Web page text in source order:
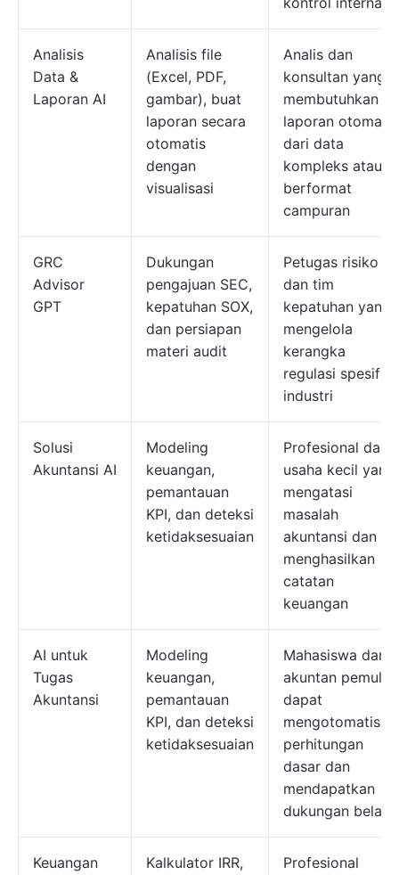
Analisis
Data &
Laporan AI
Analisis file
(Excel, PDF,
gambar), buat
laporan secara
otomatis
dengan
visualisasi
Analis dan
konsultan yang
membutuhkan
laporan otomatis
dari data
kompleks atau
berformat
campuran
GRC
Advisor
GPT
Dukungan
pengajuan SEC,
kepatuhan SOX,
dan persiapan
materi audit
Petugas risiko
dan tim
kepatuhan yang
mengelola
kerangka
regulasi spesifik
industri
Solusi
Akuntansi AI
Modeling
keuangan,
pemantauan
KPI, dan deteksi
ketidaksesuaian
Profesional dan
usaha kecil yang
mengatasi
masalah
akuntansi dan
menghasilkan
catatan
keuangan
AI untuk
Tugas
Akuntansi
Modeling
keuangan,
pemantauan
KPI, dan deteksi
ketidaksesuaian
Mahasiswa dan
akuntan pemula
dapat
mengotomatisasi
perhitungan
dasar dan
mendapatkan
dukungan belajar
Keuangan
Kalkulator IRR,
Profesional